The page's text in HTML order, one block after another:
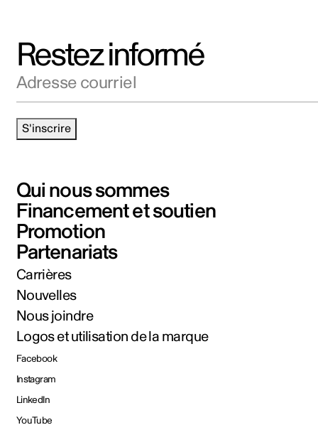
Restez informé
S'inscrire
Qui nous sommes
Financement et soutien
Promotion
Partenariats
Carrières
Nouvelles
Nous joindre
Logos et utilisation de la marque
Facebook
Instagram
LinkedIn
YouTube